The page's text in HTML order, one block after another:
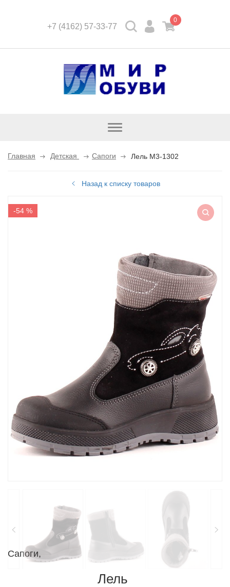
+7 (4162) 57-33-77
0
Открыть
Главная Детская Сапоги Лель M3-1302
Назад к списку товаров
Сапоги,
Лель